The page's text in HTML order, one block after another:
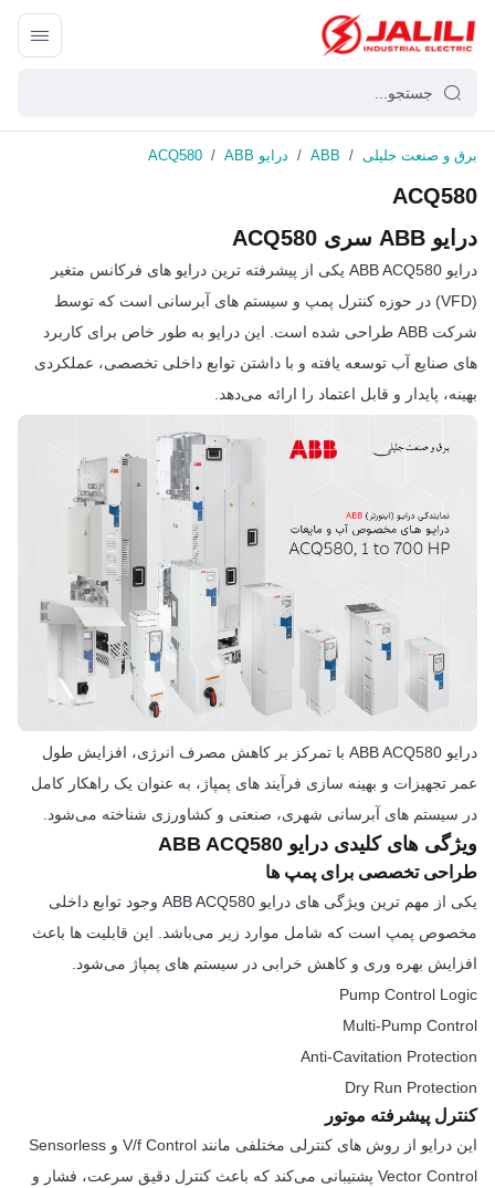
برق و صنعت جلیلی /
ABB
/ درایو ABB /
ACQ580
ACQ580
درایو ABB سری ACQ580
درایو ABB ACQ580 یکی از پیشرفته ترین درایو های فرکانس متغیر
(VFD) در حوزه کنترل پمپ و سیستم های آبرسانی است که توسط
شرکت ABB طراحی شده است. این درایو به طور خاص برای کاربرد
های صنایع آب توسعه یافته و با داشتن توابع داخلی تخصصی، عملکردی
بهینه، پایدار و قابل اعتماد را ارائه می‌دهد.
درایو ABB ACQ580 با تمرکز بر کاهش مصرف انرژی، افزایش طول
عمر تجهیزات و بهینه سازی فرآیند های پمپاژ، به عنوان یک راهکار کامل
در سیستم های آبرسانی شهری، صنعتی و کشاورزی شناخته می‌شود.
ویژگی های کلیدی درایو ABB ACQ580
طراحی تخصصی برای پمپ ها
یکی از مهم ترین ویژگی های درایو ABB ACQ580 وجود توابع داخلی
مخصوص پمپ است که شامل موارد زیر می‌باشد. این قابلیت ها باعث
افزایش بهره وری و کاهش خرابی در سیستم های پمپاژ می‌شود.
Pump Control Logic
Multi-Pump Control
Anti-Cavitation Protection
Dry Run Protection
کنترل پیشرفته موتور
این درایو از روش های کنترلی مختلفی مانند V/f Control و Sensorless
Vector Control پشتیبانی می‌کند که باعث کنترل دقیق سرعت، فشار و